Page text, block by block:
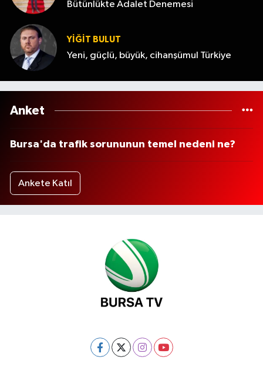
Bütünlükte Adalet Denemesi
YİĞİT BULUT
Yeni, güçlü, büyük, cihanşümul Türkiye
Anket
Bursa'da trafik sorununun temel nedeni ne?
Ankete Katıl